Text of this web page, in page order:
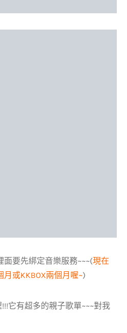
面要先綁定音樂服務~~~(現在
或KKBOX兩個月喔~)
它有超多的親子歌單~~~對我